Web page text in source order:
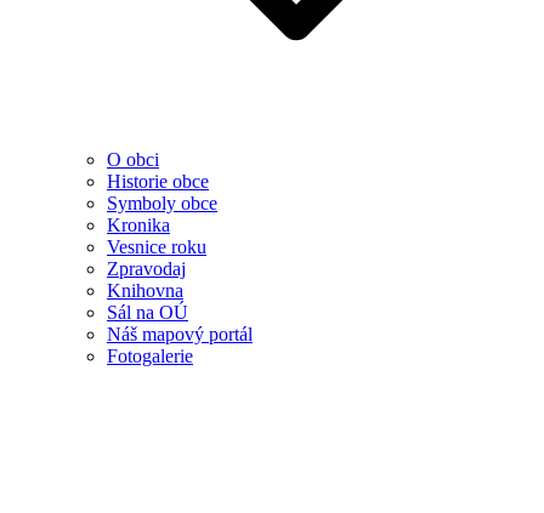
O obci
Historie obce
Symboly obce
Kronika
Vesnice roku
Zpravodaj
Knihovna
Sál na OÚ
Náš mapový portál
Fotogalerie